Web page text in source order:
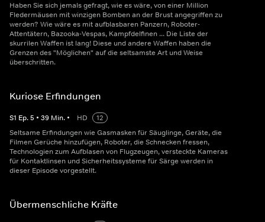
Haben Sie sich jemals gefragt, wie es wäre, von einer Million
Fledermäusen mit winzigen Bomben an der Brust angegriffen zu
werden? Wie wäre es mit aufblasbaren Panzern, Roboter-
Attentätern, Bazooka-Vespas, Kampfdelfinen ... Die Liste der
skurrilen Waffen ist lang! Diese und andere Waffen haben die
Grenzen des "Möglichen" auf die seltsamste Art und Weise
überschritten.
Kuriose Erfindungen
S1 Ep.5 • 39 Min. • HD
12
Seltsame Erfindungen wie Gasmasken für Säuglinge, Geräte, die
Filmen Gerüche hinzufügen, Roboter, die Schnecken fressen,
Technologien zum Aufblasen von Flugzeugen, versteckte Kameras
für Kontaktlinsen und Sicherheitssysteme für Särge werden in
dieser Episode vorgestellt.
Übermenschliche Kräfte